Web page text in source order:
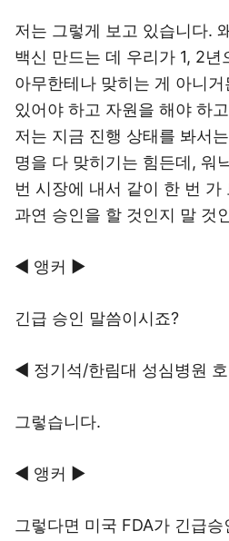
저는 그렇게 보고 있습니다.
백신 만드는 데 우리가 1, 2
아무한테나 맞히는 게 아니
있어야 하고 자원을 해야 하
저는 지금 진행 상태를 봐서
명을 다 맞히기는 힘든데, 워
번 시장에 내서 같이 한 번
과연 승인을 할 것인지 말 것
◀ 앵커 ▶
긴급 승인 말씀이시죠?
◀ 정기석/한림대 성심병원
그렇습니다.
◀ 앵커 ▶
그렇다면 미국 FDA가 긴급